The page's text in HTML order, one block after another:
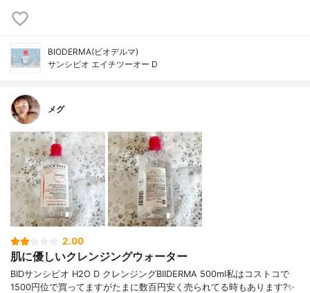
BIODERMA(ビオデルマ)
サンシビオ エイチツーオー D
メグ
2.00
肌に優しいクレンジングウォーター
BIDサンシビオ H2O D クレンジングBIIDERMA 500ml私はコストコで
1500円位で買ってますがたまに数百円安く売られてる時もあります?✨